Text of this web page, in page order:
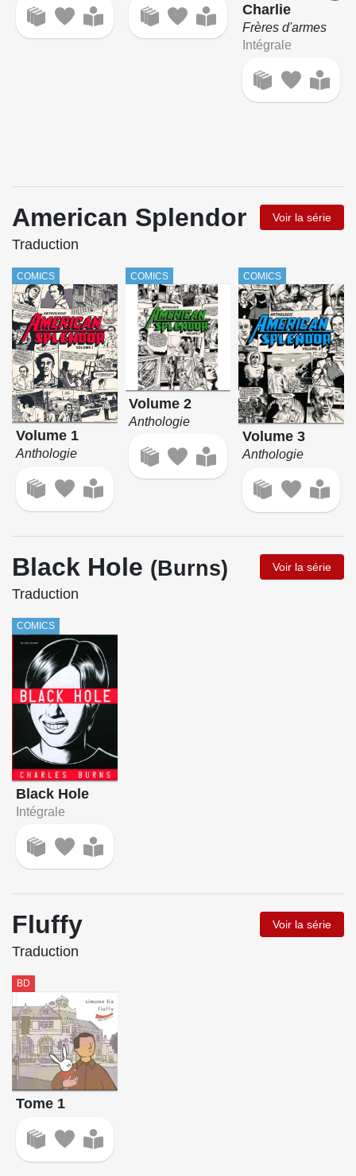
Charlie
Frères d'armes
Intégrale
American Splendor Voir la série
Traduction
COMICS
Volume 1
Anthologie
COMICS
Volume 2
Anthologie
COMICS
Volume 3
Anthologie
Black Hole (Burns) Voir la série
Traduction
COMICS
Black Hole
Intégrale
Fluffy Voir la série
Traduction
BD
Tome 1